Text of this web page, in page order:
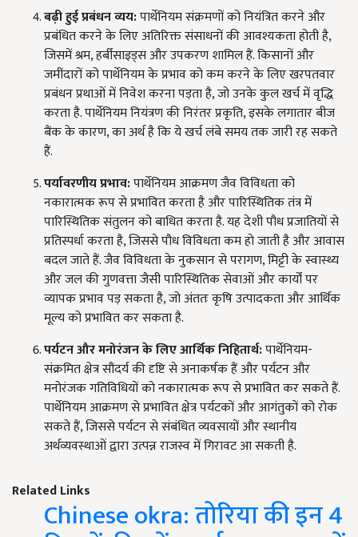
बढ़ी हुई प्रबंधन व्यय:पार्थेनियम संक्रमणों को नियंत्रित करने और
प्रबंधित करने के लिए अतिरिक्त संसाधनों की आवश्यकता होती है,
जिसमें श्रम, हर्बीसाइड्स और उपकरण शामिल हैं. किसानों और
जमींदारों को पार्थेनियम के प्रभाव को कम करने के लिए खरपतवार
प्रबंधन प्रथाओं में निवेश करना पड़ता है, जो उनके कुल खर्च में वृद्धि
करता है. पार्थेनियम नियंत्रण की निरंतर प्रकृति, इसके लगातार बीज
बैंक के कारण, का अर्थ है कि ये खर्च लंबे समय तक जारी रह सकते
हैं.
पर्यावरणीय प्रभाव:पार्थेनियम आक्रमण जैव विविधता को
नकारात्मक रूप से प्रभावित करता है और पारिस्थितिक तंत्र में
पारिस्थितिक संतुलन को बाधित करता है. यह देशी पौध प्रजातियों से
प्रतिस्पर्धा करता है, जिससे पौध विविधता कम हो जाती है और आवास
बदल जाते हैं. जैव विविधता के नुकसान से परागण, मिट्टी के स्वास्थ्य
और जल की गुणवत्ता जैसी पारिस्थितिक सेवाओं और कार्यों पर
व्यापक प्रभाव पड़ सकता है, जो अंततः कृषि उत्पादकता और आर्थिक
मूल्य को प्रभावित कर सकता है.
पर्यटन और मनोरंजन के लिए आर्थिक निहितार्थ:पार्थेनियम-
संक्रमित क्षेत्र सौंदर्य की दृष्टि से अनाकर्षक हैं और पर्यटन और
मनोरंजक गतिविधियों को नकारात्मक रूप से प्रभावित कर सकते हैं.
पार्थेनियम आक्रमण से प्रभावित क्षेत्र पर्यटकों और आगंतुकों को रोक
सकते हैं, जिससे पर्यटन से संबंधित व्यवसायों और स्थानीय
अर्थव्यवस्थाओं द्वारा उत्पन्न राजस्व में गिरावट आ सकती है.
Related Links
Chinese okra: तोरिया की इन 4